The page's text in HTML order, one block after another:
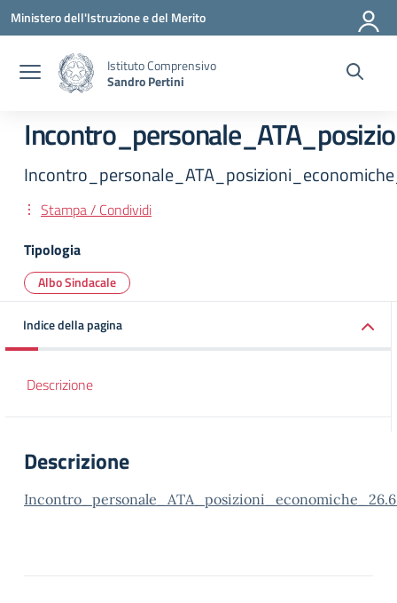
Vai ai contenuti
Vai al menu di navigazione
Vai al footer
Ministero dell'Istruzione e del Merito
Istituto Comprensivo
Sandro Pertini
Stampa / Condividi
Tipologia
Albo Sindacale
Indice della pagina
Descrizione
Descrizione